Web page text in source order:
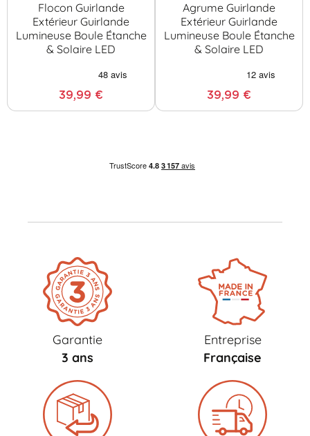
Flocon Guirlande
Extérieur Guirlande
Lumineuse Boule Étanche
& Solaire LED
39,99 €
Agrume Guirlande
Extérieur Guirlande
Lumineuse Boule Étanche
& Solaire LED
39,99 €
Garantie
3 ans
Entreprise
Française